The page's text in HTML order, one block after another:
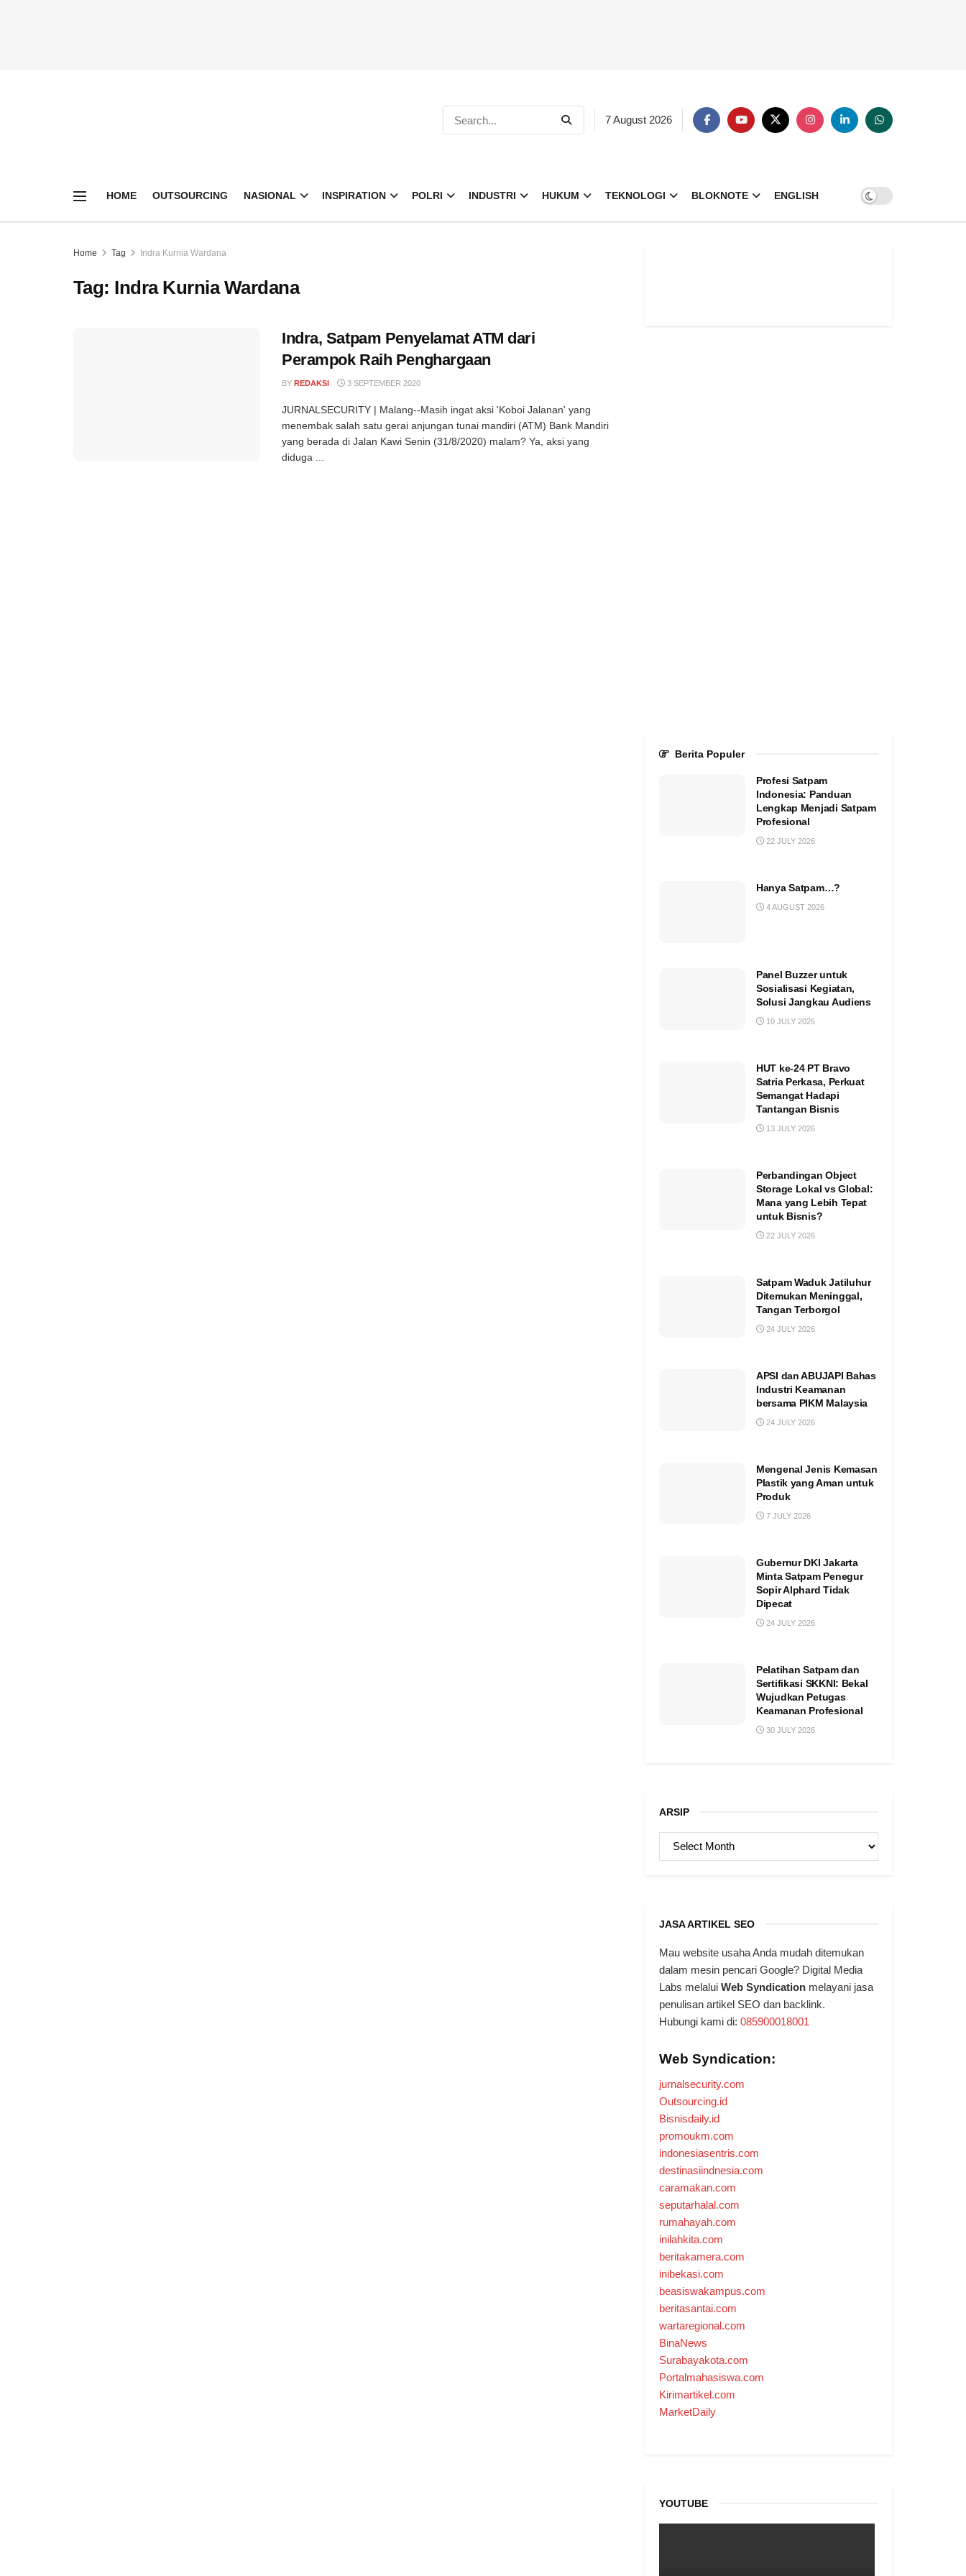
7 August 2026
HOME OUTSOURCING NASIONAL INSPIRATION POLRI INDUSTRI HUKUM TEKNOLOGI BLOKNOTE ENGLISH
Home Tag Indra Kurnia Wardana
Tag: Indra Kurnia Wardana
Indra, Satpam Penyelamat ATM dari
Perampok Raih Penghargaan
BY REDAKSI 3 SEPTEMBER 2020
JURNALSECURITY | Malang--Masih ingat aksi 'Koboi Jalanan' yang
menembak salah satu gerai anjungan tunai mandiri (ATM) Bank Mandiri
yang berada di Jalan Kawi Senin (31/8/2020) malam? Ya, aksi yang
diduga ...
Berita Populer
Profesi Satpam
Indonesia: Panduan
Lengkap Menjadi Satpam
Profesional
22 JULY 2026
Hanya Satpam…?
4 AUGUST 2026
Panel Buzzer untuk
Sosialisasi Kegiatan,
Solusi Jangkau Audiens
10 JULY 2026
HUT ke-24 PT Bravo
Satria Perkasa, Perkuat
Semangat Hadapi
Tantangan Bisnis
13 JULY 2026
Perbandingan Object
Storage Lokal vs Global:
Mana yang Lebih Tepat
untuk Bisnis?
22 JULY 2026
Satpam Waduk Jatiluhur
Ditemukan Meninggal,
Tangan Terborgol
24 JULY 2026
APSI dan ABUJAPI Bahas
Industri Keamanan
bersama PIKM Malaysia
24 JULY 2026
Mengenal Jenis Kemasan
Plastik yang Aman untuk
Produk
7 JULY 2026
Gubernur DKI Jakarta
Minta Satpam Penegur
Sopir Alphard Tidak
Dipecat
24 JULY 2026
Pelatihan Satpam dan
Sertifikasi SKKNI: Bekal
Wujudkan Petugas
Keamanan Profesional
30 JULY 2026
ARSIP
ARSIP
JASA ARTIKEL SEO
Mau website usaha Anda mudah ditemukan
dalam mesin pencari Google? Digital Media
Labs melalui Web Syndication melayani jasa
penulisan artikel SEO dan backlink.
Hubungi kami di: 085900018001
Web Syndication:
jurnalsecurity.com
Outsourcing.id
Bisnisdaily.id
promoukm.com
indonesiasentris.com
destinasiindnesia.com
caramakan.com
seputarhalal.com
rumahayah.com
inilahkita.com
beritakamera.com
inibekasi.com
beasiswakampus.com
beritasantai.com
wartaregional.com
BinaNews
Surabayakota.com
Portalmahasiswa.com
Kirimartikel.com
MarketDaily
YOUTUBE